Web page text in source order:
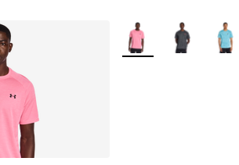
Plus de couleurs